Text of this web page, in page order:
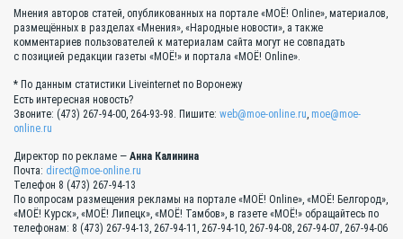
Мнения авторов статей, опубликованных на портале «МОЁ! Online», материалов,
размещённых в разделах «Мнения», «Народные новости», а также
комментариев пользователей к материалам сайта могут не совпадать
с позицией редакции газеты «МОЁ!» и портала «МОЁ! Online».
* По данным статистики Liveinternet по Воронежу
Есть интересная новость?
Звоните: (473) 267-94-00, 264-93-98. Пишите: web@moe-online.ru moe@moe-
online.ru
Директор по рекламе — Анна Калинина
Почта: direct@moe-online.ru
Телефон 8 (473) 267-94-13
По вопросам размещения рекламы на портале «МОЁ! Online», «МОЁ! Белгород»,
«МОЁ! Курск», «МОЁ! Липецк», «МОЁ! Тамбов», в газете «МОЁ!» обращайтесь по
телефонам: 8 (473) 267-94-13, 267-94-11, 267-94-10, 267-94-08, 267-94-07, 267-94-06